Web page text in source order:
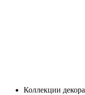
Коллекции декора